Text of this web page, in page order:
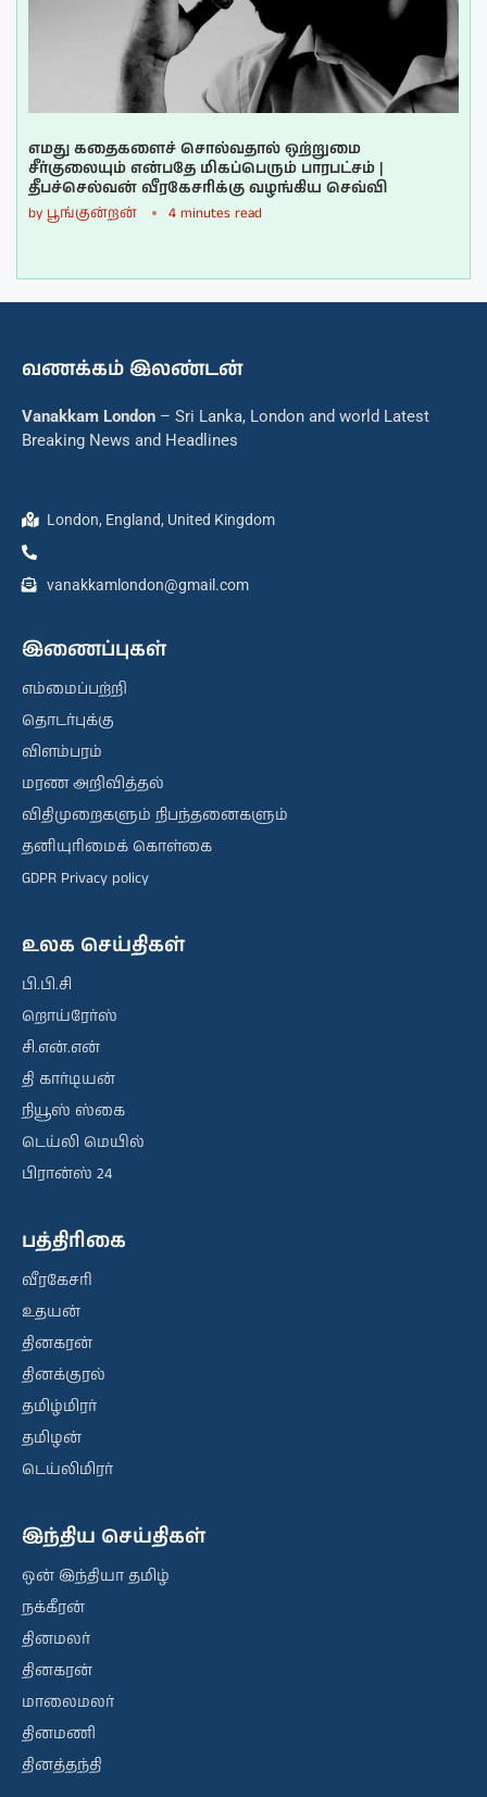
எமது கதைகளைச் சொல்வதால் ஒற்றுமை
சீர்குலையும் என்பதே மிகப்பெரும் பாரபட்சம் |
தீபச்செல்வன் வீரகேசரிக்கு வழங்கிய செவ்வி
by பூங்குன்றன் 4 minutes read
வணக்கம் இலண்டன்
Vanakkam London – Sri Lanka, London and world Latest
Breaking News and Headlines
London, England, United Kingdom
vanakkamlondon@gmail.com
இணைப்புகள்
எம்மைப்பற்றி
தொடர்புக்கு
விளம்பரம்
மரண அறிவித்தல்
விதிமுறைகளும் நிபந்தனைகளும்
தனியுரிமைக் கொள்கை
GDPR Privacy policy
உலக செய்திகள்
பி.பி.சி
றொய்ரேர்ஸ்
சி.என்.என்
தி கார்டியன்
நியூஸ் ஸ்கை
டெய்லி மெயில்
பிரான்ஸ் 24
பத்திரிகை
வீரகேசரி
உதயன்
தினகரன்
தினக்குரல்
தமிழ்மிரர்
தமிழன்
டெய்லிமிரர்
இந்திய செய்திகள்
ஒன் இந்தியா தமிழ்
நக்கீரன்
தினமலர்
தினகரன்
மாலைமலர்
தினமணி
தினத்தந்தி